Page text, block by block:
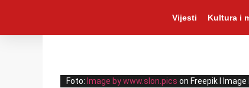
Vijesti Kultura i
Foto: Image by www.slon.pics on Freepik I Image